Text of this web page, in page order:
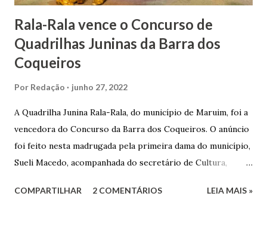
Rala-Rala vence o Concurso de
Quadrilhas Juninas da Barra dos
Coqueiros
Por Redação junho 27, 2022
A Quadrilha Junina Rala-Rala, do município de Maruim, foi a
vencedora do Concurso da Barra dos Coqueiros. O anúncio
foi feito nesta madrugada pela primeira dama do município,
Sueli Macedo, acompanhada do secretário de Cultura,
Roberto Fernandes dos Santos Júnior, e na presença dos
COMPARTILHAR 2 COMENTÁRIOS LEIA MAIS »